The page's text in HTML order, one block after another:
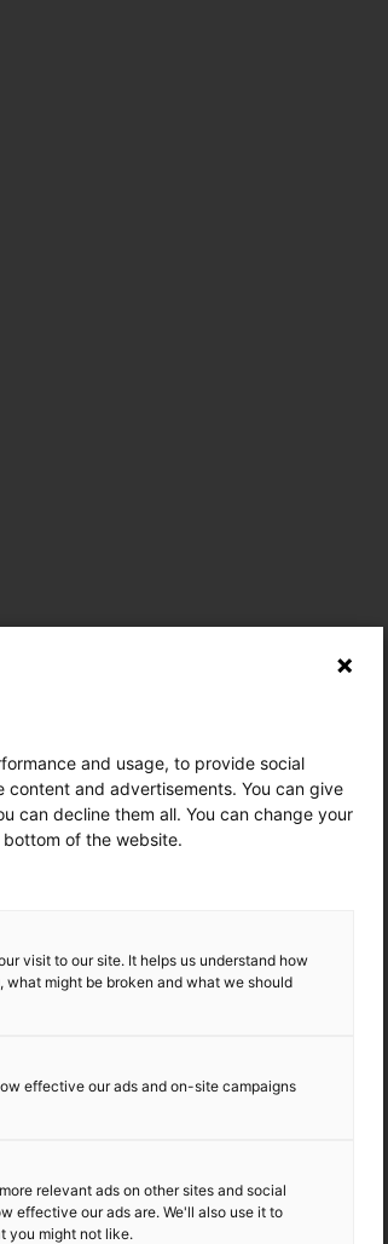
and usage, to provide social
and advertisements. You can give
can decline them all. You can change your
of the website.
visit to our site. It helps us understand how
what might be broken and what we should
effective our ads and on-site campaigns
relevant ads on other sites and social
effective our ads are. We'll also use it to
you might not like.